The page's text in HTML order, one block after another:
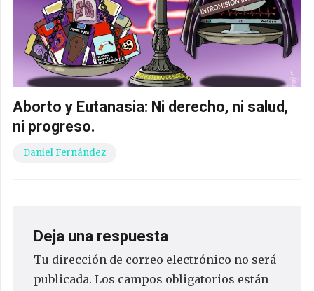
Aborto y Eutanasia: Ni derecho, ni salud,
ni progreso.
Daniel Fernández
Deja una respuesta
Tu dirección de correo electrónico no será
publicada. Los campos obligatorios están